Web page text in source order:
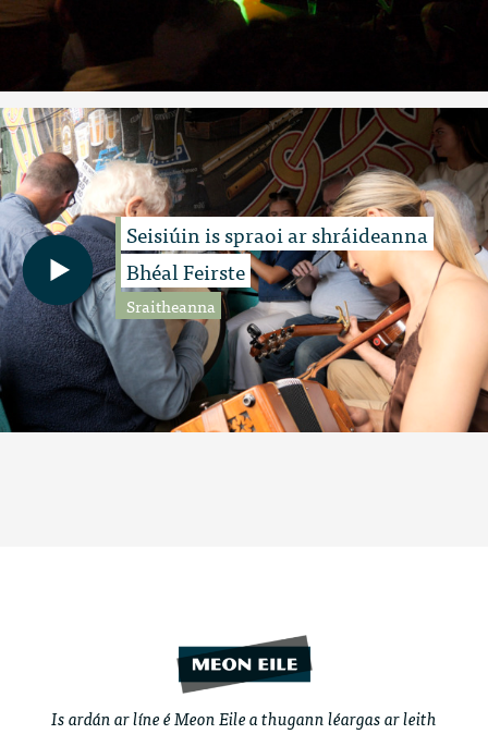
Seisiúin is spraoi ar shráideanna
Bhéal Feirste
Sraitheanna
Is ardán ar líne é Meon Eile a thugann léargas ar leith